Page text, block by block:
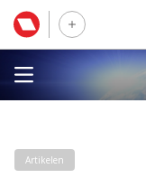
Artikelen